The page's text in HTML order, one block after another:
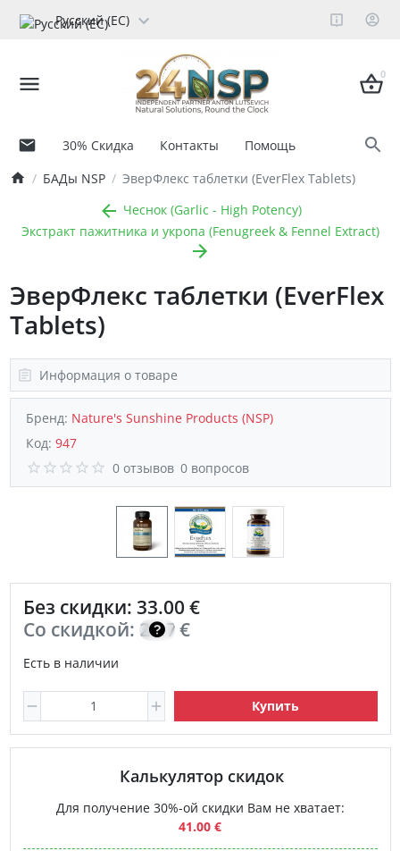
Русский (ЕС)
0
30% Скидка Контакты
Помощь
БАДы NSP
ЭверФлекс таблетки (EverFlex Tablets)
Чеснок (Garlic - High Potency)
Экстракт пажитника и укропа (Fenugreek & Fennel Extract)
ЭверФлекс таблетки (EverFlex
Tablets)
Информация о товаре
Бренд: Nature's Sunshine Products (NSP)
Код: 947
0 отзывов 0 вопросов
Без скидки: 33.00 €
Со скидкой: 23.70
€
Есть в наличии
Купить
Калькулятор скидок
Для получение 30%-ой скидки Вам не хватает:
41.00 €